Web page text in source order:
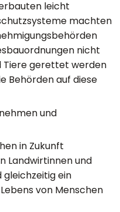
leicht
machten
nicht
Tiere gerettet werden
Behörden auf diese
und
in Zukunft
Landwirtinnen und
ein
von Menschen